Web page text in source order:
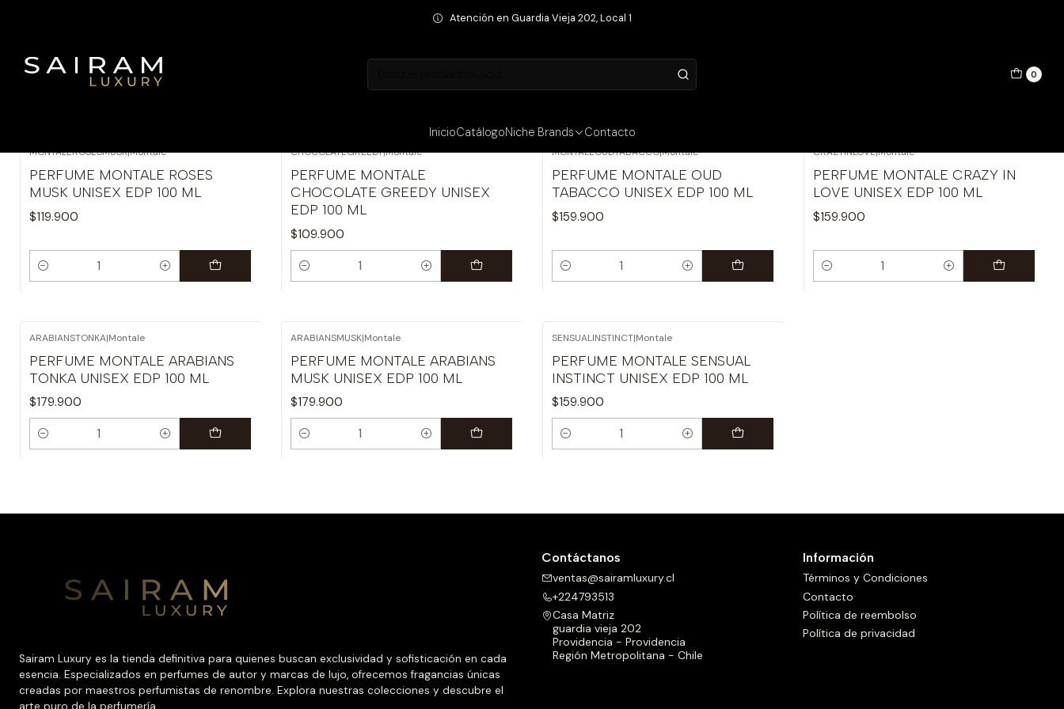
0
InicioCatálogoNiche Brands Contacto
Atención en Guardia Vieja 202, Local 1
Inicio Niche Brands Montale
Filtros
MONTALEROSESMUSK|Montale
PERFUME MONTALE ROSES
MUSK UNISEX EDP 100 ML
$119.900
Cantidad
CHOCOLATEGREEDY|Montale
PERFUME MONTALE
CHOCOLATE GREEDY UNISEX
EDP 100 ML
$109.900
Cantidad
MONTALEOUDTABACCO|Montale
PERFUME MONTALE OUD
TABACCO UNISEX EDP 100 ML
$159.900
Cantidad
CRAZYINLOVE|Montale
PERFUME MONTALE CRAZY IN
LOVE UNISEX EDP 100 ML
$159.900
Cantidad
ARABIANSTONKA|Montale
PERFUME MONTALE ARABIANS
TONKA UNISEX EDP 100 ML
$179.900
Cantidad
ARABIANSMUSK|Montale
PERFUME MONTALE ARABIANS
MUSK UNISEX EDP 100 ML
$179.900
Cantidad
SENSUALINSTINCT|Montale
PERFUME MONTALE SENSUAL
INSTINCT UNISEX EDP 100 ML
$159.900
Cantidad
Sairam Luxury es la tienda definitiva para quienes buscan exclusividad y sofisticación en cada
esencia. Especializados en perfumes de autor y marcas de lujo, ofrecemos fragancias únicas
creadas por maestros perfumistas de renombre. Explora nuestras colecciones y descubre el
arte puro de la perfumería.
Contáctanos
ventas@sairamluxury.cl
+224793513
Casa Matriz
guardia vieja 202
Providencia - Providencia
Región Metropolitana - Chile
Información
Términos y Condiciones
Contacto
Política de reembolso
Política de privacidad